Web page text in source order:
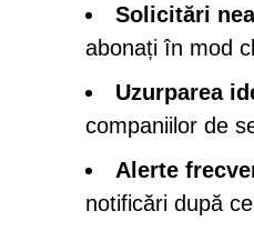
Solicitări
abonați în mod
Uzurparea
companiilor de
Alerte
notificări după